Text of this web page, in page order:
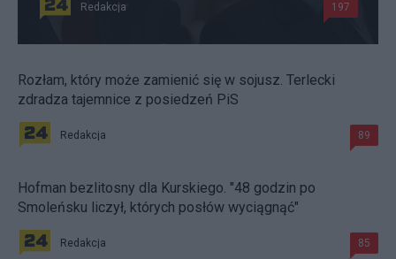
Redakcja 197
Rozłam, który może zamienić się w sojusz. Terlecki
zdradza tajemnice z posiedzeń PiS
Redakcja 89
Hofman bezlitosny dla Kurskiego. "48 godzin po
Smoleńsku liczył, których posłów wyciągnąć"
Redakcja 85